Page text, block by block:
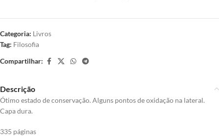
Categoria: Livros
Tag: Filosofia
Compartilhar:
Descrição
Ótimo estado de conservação. Alguns pontos de oxidação na lateral.
Capa dura.
335 páginas